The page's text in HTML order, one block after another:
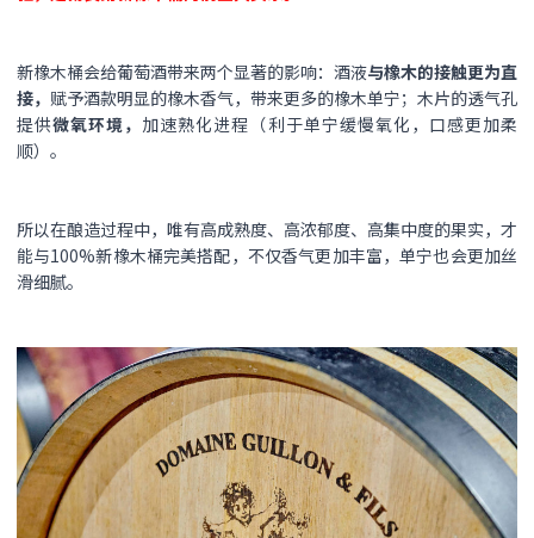
新橡木桶会给葡萄酒带来两个显著的影响：酒液与橡木的接触更为直
接， 赋予酒款明显的橡木香气，带来更多的橡木单宁；木片的透气孔
提供微氧环境， 加速熟化进程（利于单宁缓慢氧化，口感更加柔
顺）。
所以在酿造过程中，唯有高成熟度、高浓郁度、高集中度的果实，才
能与100%新橡木桶完美搭配，不仅香气更加丰富，单宁也会更加丝
滑细腻。